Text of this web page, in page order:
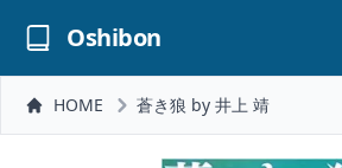
Oshibon
HOME 蒼き狼 by 井上 靖